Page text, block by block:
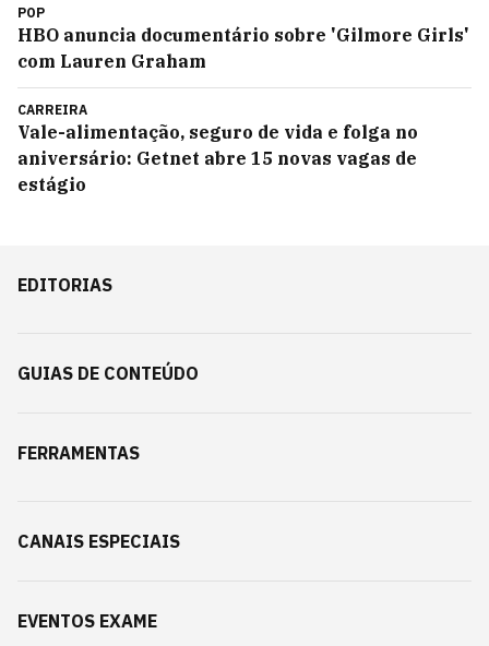
POP
HBO anuncia documentário sobre 'Gilmore Girls'
com Lauren Graham
CARREIRA
Vale-alimentação, seguro de vida e folga no
aniversário: Getnet abre 15 novas vagas de
estágio
EDITORIAS
GUIAS DE CONTEÚDO
FERRAMENTAS
CANAIS ESPECIAIS
EVENTOS EXAME